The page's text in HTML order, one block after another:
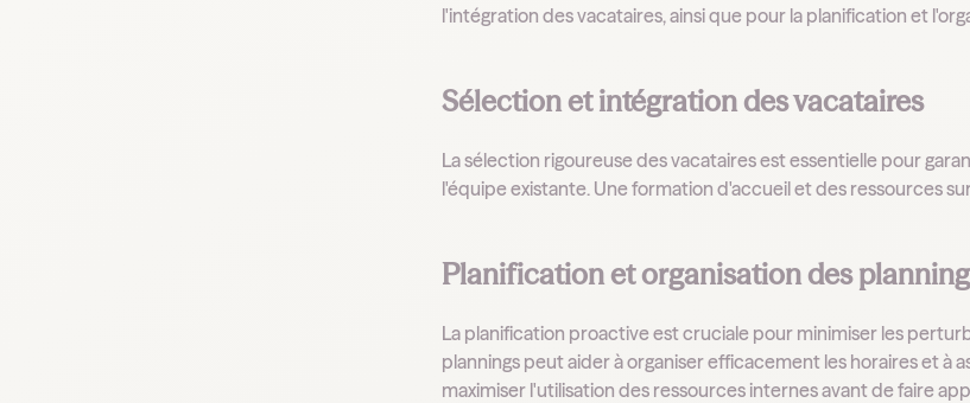
l'intégration des vacataires, ainsi que pour la planification et
Sélection et intégration des vacataires
La sélection rigoureuse des vacataires est essentielle pour
l'équipe existante. Une formation d'accueil et des ressources
Planification et organisation des
La planification proactive est cruciale pour minimiser les
plannings peut aider à organiser efficacement les horaires et
maximiser l'utilisation des ressources internes avant de faire